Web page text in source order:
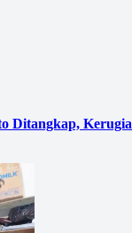
Ditangkap,